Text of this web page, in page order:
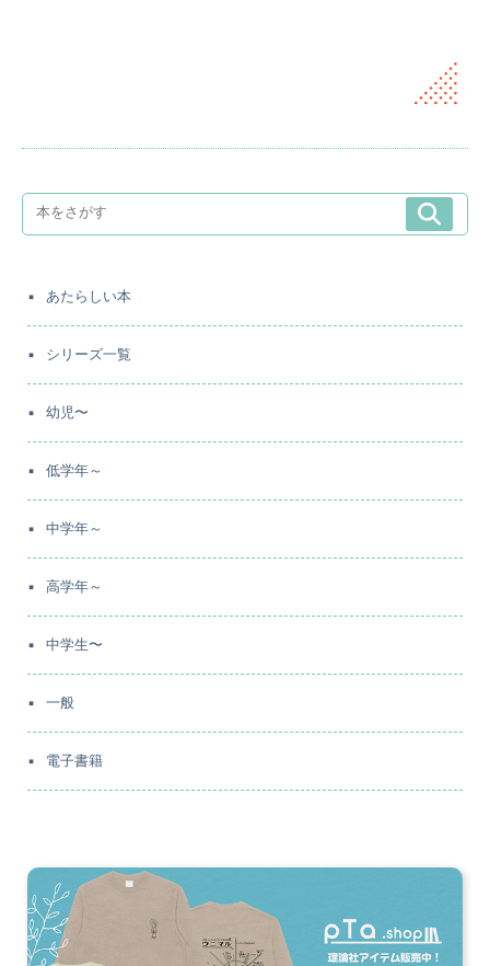
あたらしい本
シリーズ一覧
幼児〜
低学年～
中学年～
高学年～
中学生〜
一般
電子書籍